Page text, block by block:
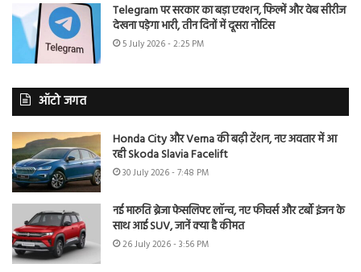
Telegram पर सरकार का बड़ा एक्शन, फिल्में और वेब सीरीज
देखना पड़ेगा भारी, तीन दिनों में दूसरा नोटिस
5 July 2026 - 2:25 PM
ऑटो जगत
Honda City और Verna की बढ़ी टेंशन, नए अवतार में आ
रही Skoda Slavia Facelift
30 July 2026 - 7:48 PM
नई मारुति ब्रेजा फेसलिफ्ट लॉन्च, नए फीचर्स और टर्बो इंजन के
साथ आई SUV, जानें क्या है कीमत
26 July 2026 - 3:56 PM